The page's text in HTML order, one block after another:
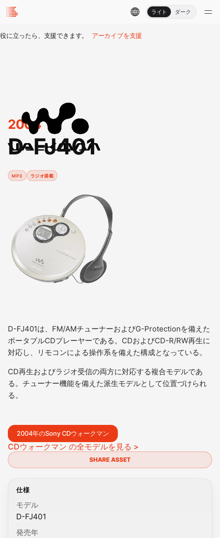
ライト ダーク
役に立ったら、支援できます。 アーカイブを支援
2004
D-FJ401
MP3 ラジオ搭載
D-FJ401は、FM/AMチューナーおよびG-Protectionを備えた
ポータブルCDプレーヤーである。CDおよびCD-R/RW再生に
対応し、リモコンによる操作系を備えた構成となっている。
CD再生およびラジオ受信の両方に対応する複合モデルであ
る。チューナー機能を備えた派生モデルとして位置づけられ
る。
2004年のSony CDウォークマン
CDウォークマン の全モデルを見る >
SHARE ASSET
仕様
モデル
D-FJ401
発売年